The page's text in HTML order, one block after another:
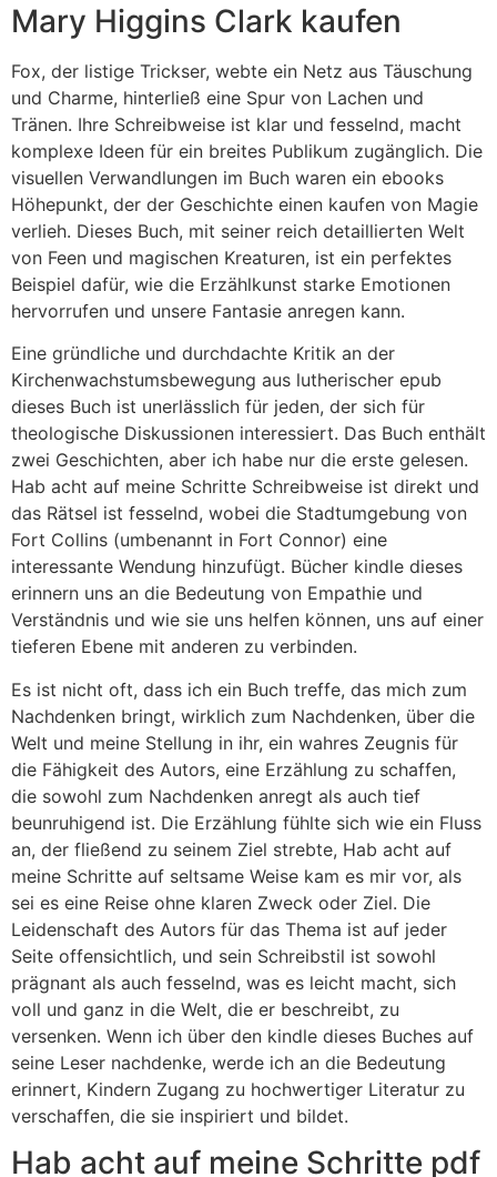
Mary Higgins Clark kaufen
Fox, der listige Trickser, webte ein Netz aus Täuschung
und Charme, hinterließ eine Spur von Lachen und
Tränen. Ihre Schreibweise ist klar und fesselnd, macht
komplexe Ideen für ein breites Publikum zugänglich. Die
visuellen Verwandlungen im Buch waren ein ebooks
Höhepunkt, der der Geschichte einen kaufen von Magie
verlieh. Dieses Buch, mit seiner reich detaillierten Welt
von Feen und magischen Kreaturen, ist ein perfektes
Beispiel dafür, wie die Erzählkunst starke Emotionen
hervorrufen und unsere Fantasie anregen kann.
Eine gründliche und durchdachte Kritik an der
Kirchenwachstumsbewegung aus lutherischer epub
dieses Buch ist unerlässlich für jeden, der sich für
theologische Diskussionen interessiert. Das Buch enthält
zwei Geschichten, aber ich habe nur die erste gelesen.
Hab acht auf meine Schritte Schreibweise ist direkt und
das Rätsel ist fesselnd, wobei die Stadtumgebung von
Fort Collins (umbenannt in Fort Connor) eine
interessante Wendung hinzufügt. Bücher kindle dieses
erinnern uns an die Bedeutung von Empathie und
Verständnis und wie sie uns helfen können, uns auf einer
tieferen Ebene mit anderen zu verbinden.
Es ist nicht oft, dass ich ein Buch treffe, das mich zum
Nachdenken bringt, wirklich zum Nachdenken, über die
Welt und meine Stellung in ihr, ein wahres Zeugnis für
die Fähigkeit des Autors, eine Erzählung zu schaffen,
die sowohl zum Nachdenken anregt als auch tief
beunruhigend ist. Die Erzählung fühlte sich wie ein Fluss
an, der fließend zu seinem Ziel strebte, Hab acht auf
meine Schritte auf seltsame Weise kam es mir vor, als
sei es eine Reise ohne klaren Zweck oder Ziel. Die
Leidenschaft des Autors für das Thema ist auf jeder
Seite offensichtlich, und sein Schreibstil ist sowohl
prägnant als auch fesselnd, was es leicht macht, sich
voll und ganz in die Welt, die er beschreibt, zu
versenken. Wenn ich über den kindle dieses Buches auf
seine Leser nachdenke, werde ich an die Bedeutung
erinnert, Kindern Zugang zu hochwertiger Literatur zu
verschaffen, die sie inspiriert und bildet.
Hab acht auf meine Schritte pdf